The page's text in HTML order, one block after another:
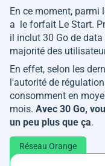
En ce moment, parmi
a le forfait Le Start.
il inclut 30 Go de
majorité des
En effet, selon les
l'autorité de
consomment en
mois. Avec 30 Go,
un peu plus que ça.
Réseau Orange